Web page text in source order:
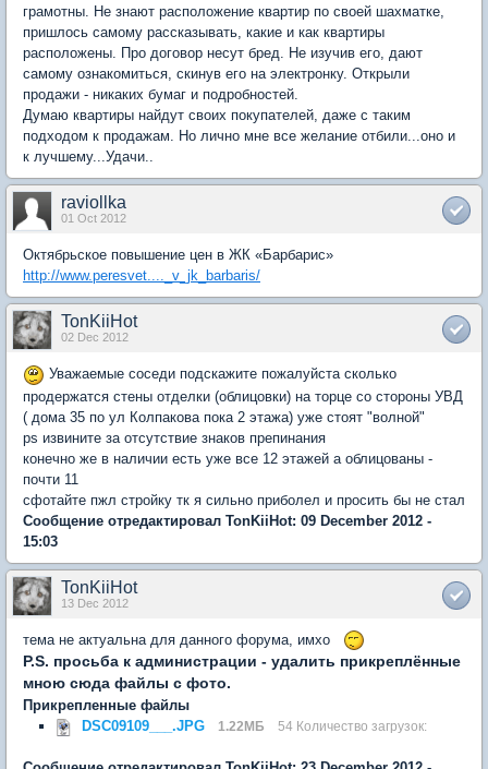
грамотны. Не знают расположение квартир по своей шахматке,
пришлось самому рассказывать, какие и как квартиры
расположены. Про договор несут бред. Не изучив его, дают
самому ознакомиться, скинув его на электронку. Открыли
продажи - никаких бумаг и подробностей.
Думаю квартиры найдут своих покупателей, даже с таким
подходом к продажам. Но лично мне все желание отбили...оно и
к лучшему...Удачи..
raviollka
01 Oct 2012
Октябрьское повышение цен в ЖК «Барбарис»
http://www.peresvet...._v_jk_barbaris/
TonKiiHot
02 Dec 2012
Уважаемые соседи подскажите пожалуйста сколько
продержатся стены отделки (облицовки) на торце со стороны УВД
( дома 35 по ул Колпакова пока 2 этажа) уже стоят "волной"
ps извините за отсутствие знаков препинания
конечно же в наличии есть уже все 12 этажей а облицованы -
почти 11
сфотайте пжл стройку тк я сильно приболел и просить бы не стал
Сообщение отредактировал TonKiiHot: 09 December 2012 -
15:03
TonKiiHot
13 Dec 2012
тема не актуальна для данного форума, имхо
P.S. просьба к администрации - удалить прикреплённые
мною сюда файлы с фото.
Прикрепленные файлы
DSC09109___.JPG
1.22МБ 54 Количество загрузок: